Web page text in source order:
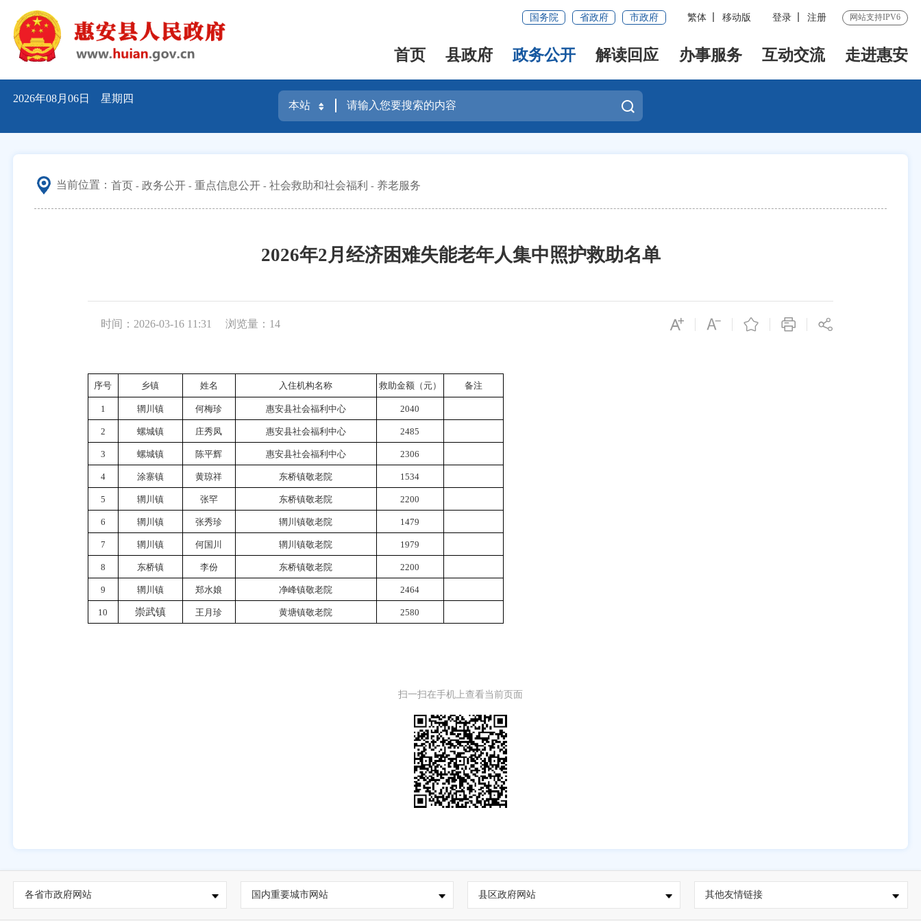
国务院 省政府 市政府 繁体 移动版 登录 注册 网站支持IPV6
首页 县政府 政务公开 解读回应 办事服务 互动交流 走进惠安
2026年08月06日 星期四
当前位置： 首页 政务公开 重点信息公开 社会救助和社会福利 养老服务
2026年2月经济困难失能老年人集中照护救助名单
时间：2026-03-16 11:31 浏览量： 14
序号 乡镇 姓名 入住机构名称 救助金额（元） 备注
1 辋川镇 何梅珍 惠安县社会福利中心 2040
2 螺城镇 庄秀凤 惠安县社会福利中心 2485
3 螺城镇 陈平辉 惠安县社会福利中心 2306
4 涂寨镇 黄琼祥 东桥镇敬老院 1534
5 辋川镇 张罕 东桥镇敬老院 2200
6 辋川镇 张秀珍 辋川镇敬老院 1479
7 辋川镇 何国川 辋川镇敬老院 1979
8 东桥镇 李份 东桥镇敬老院 2200
9 辋川镇 郑水娘 净峰镇敬老院 2464
10 崇武镇 王月珍 黄塘镇敬老院 2580
扫一扫在手机上查看当前页面
各省市政府网站 国内重要城市网站 县区政府网站 其他友情链接